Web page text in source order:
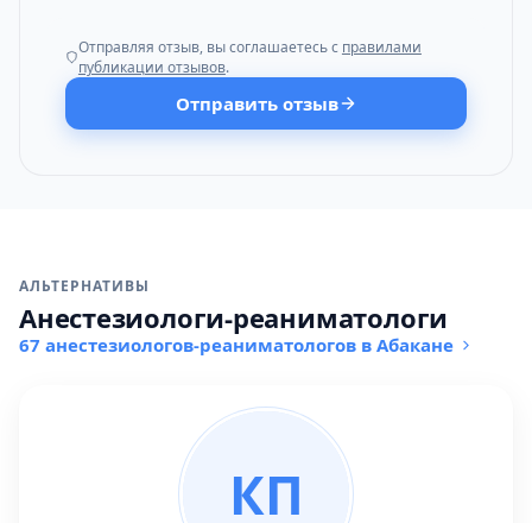
Отправляя отзыв, вы соглашаетесь с правилами
публикации отзывов.
Отправить отзыв
АЛЬТЕРНАТИВЫ
Анестезиологи-реаниматологи
67 анестезиологов-реаниматологов в Абакане
КП